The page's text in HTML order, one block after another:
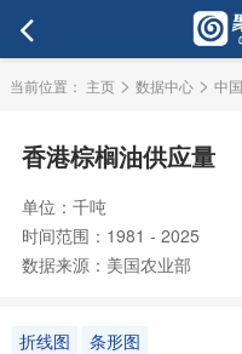
当前位置： 主页 > 数据中心 > 中
香港棕榈油供应量
单位：千吨
时间范围：1981 - 2025
数据来源：美国农业部
折线图 条形图